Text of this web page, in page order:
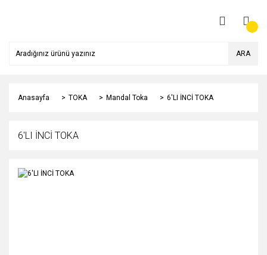
ARA
Anasayfa TOKA Mandal Toka 6'LI İNCİ TOKA
6'LI İNCİ TOKA